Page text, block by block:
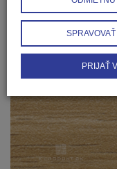
ponuke podľa
DUB NATURÁLNY
PRIJAŤ